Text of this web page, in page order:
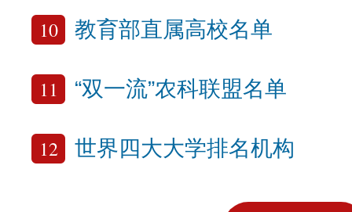
10 教育部直属高校名单
11 “双一流”农科联盟名单
12 世界四大大学排名机构